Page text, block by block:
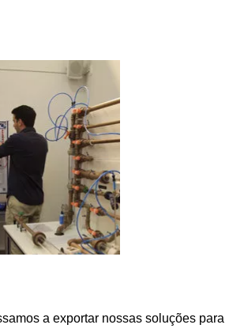
a exportar nossas soluções para